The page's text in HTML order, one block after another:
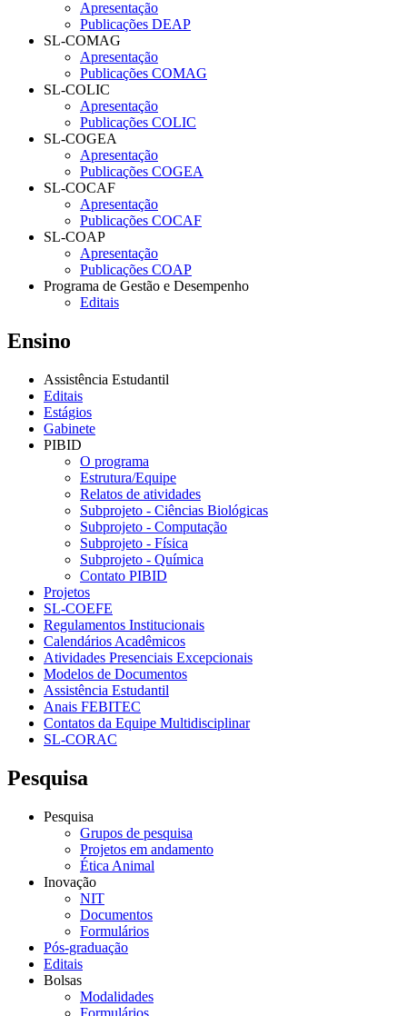
Apresentação
Publicações DEAP
SL-COMAG
Apresentação
Publicações COMAG
SL-COLIC
Apresentação
Publicações COLIC
SL-COGEA
Apresentação
Publicações COGEA
SL-COCAF
Apresentação
Publicações COCAF
SL-COAP
Apresentação
Publicações COAP
Programa de Gestão e Desempenho
Editais
Ensino
Assistência Estudantil
Editais
Estágios
Gabinete
PIBID
O programa
Estrutura/Equipe
Relatos de atividades
Subprojeto - Ciências Biológicas
Subprojeto - Computação
Subprojeto - Física
Subprojeto - Química
Contato PIBID
Projetos
SL-COEFE
Regulamentos Institucionais
Calendários Acadêmicos
Atividades Presenciais Excepcionais
Modelos de Documentos
Assistência Estudantil
Anais FEBITEC
Contatos da Equipe Multidisciplinar
SL-CORAC
Pesquisa
Pesquisa
Grupos de pesquisa
Projetos em andamento
Ética Animal
Inovação
NIT
Documentos
Formulários
Pós-graduação
Editais
Bolsas
Modalidades
Formulários